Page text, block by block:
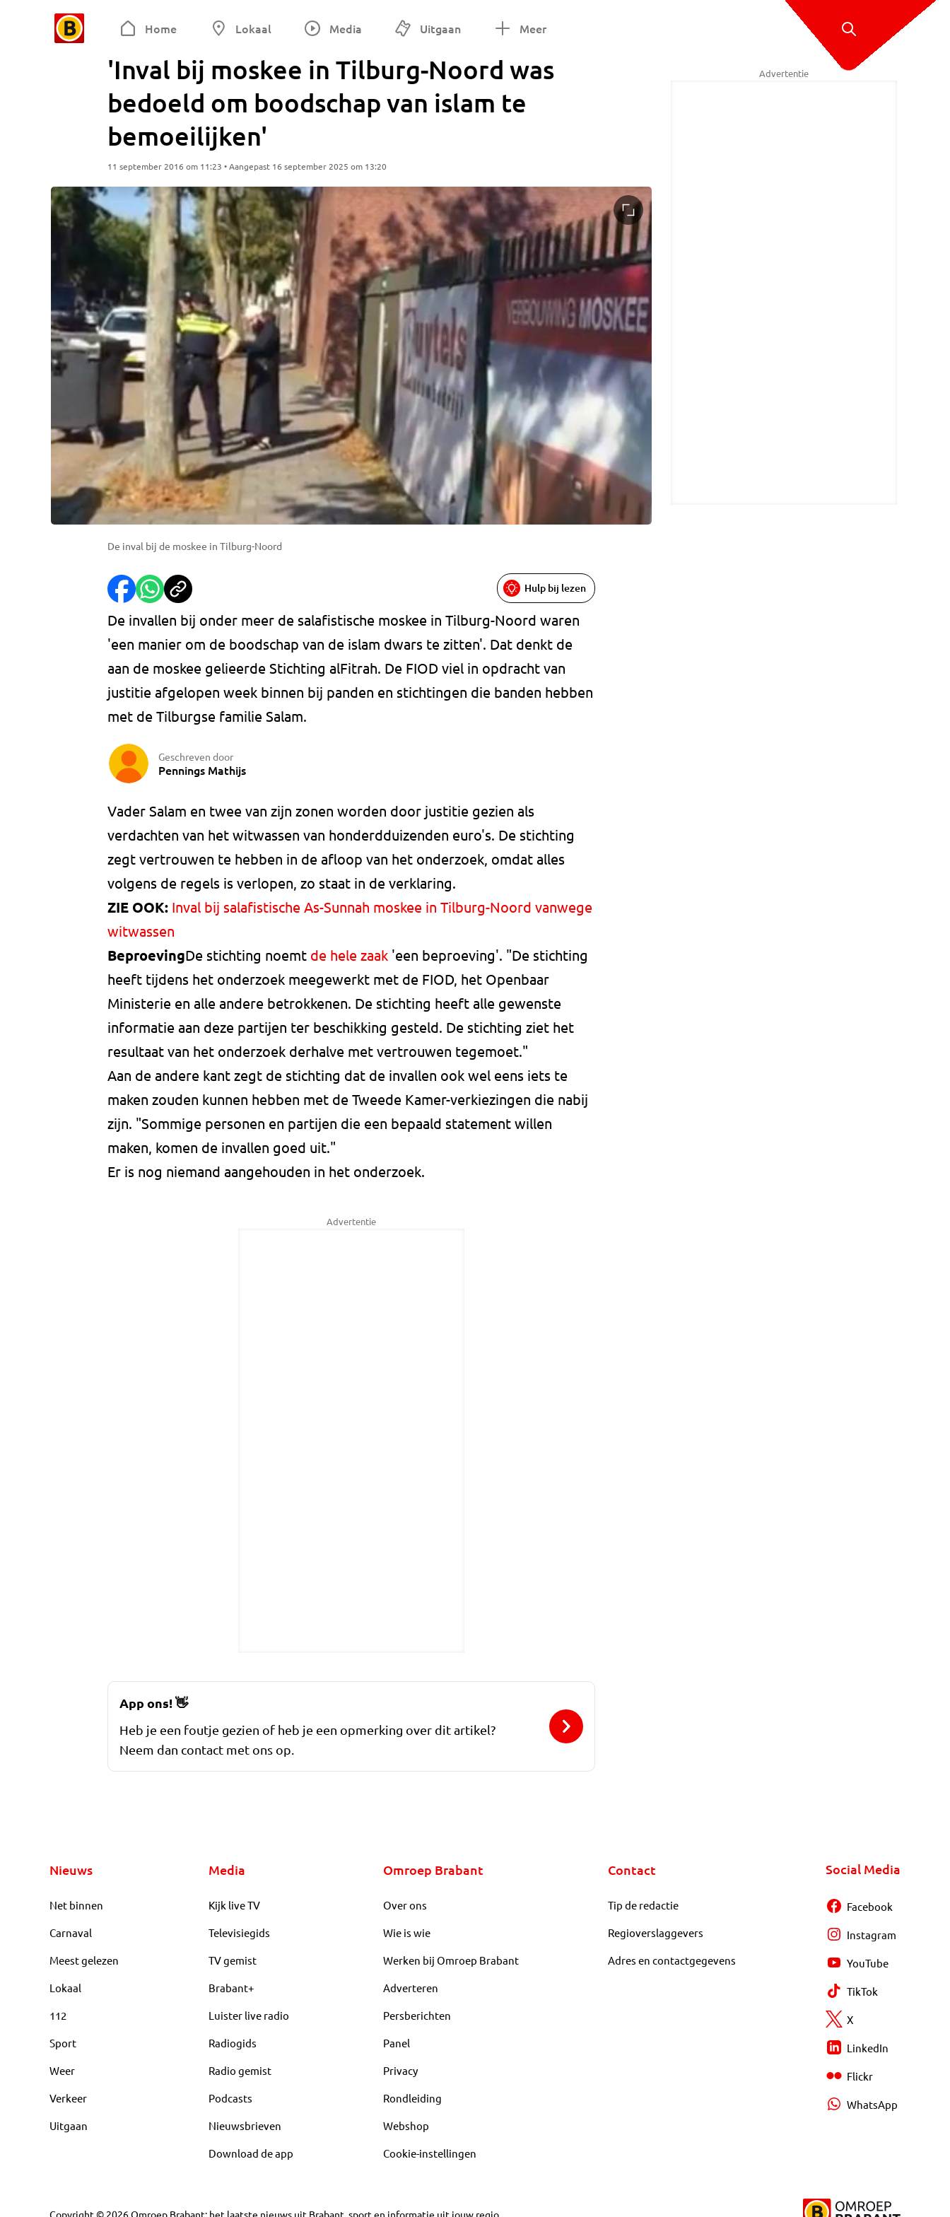
Home Lokaal Media Uitgaan Meer
'Inval bij moskee in Tilburg-Noord was
bedoeld om boodschap van islam te
bemoeilijken'
11 september 2016 om 11:23 • Aangepast 16 september 2025 om 13:20
De inval bij de moskee in Tilburg-Noord
Hulp bij lezen
De invallen bij onder meer de salafistische moskee in Tilburg-Noord waren
'een manier om de boodschap van de islam dwars te zitten'. Dat denkt de
aan de moskee gelieerde Stichting alFitrah. De FIOD viel in opdracht van
justitie afgelopen week binnen bij panden en stichtingen die banden hebben
met de Tilburgse familie Salam.
Geschreven door
Pennings Mathijs
Vader Salam en twee van zijn zonen worden door justitie gezien als
verdachten van het witwassen van honderdduizenden euro's. De stichting
zegt vertrouwen te hebben in de afloop van het onderzoek, omdat alles
volgens de regels is verlopen, zo staat in de verklaring.
ZIE OOK: Inval bij salafistische As-Sunnah moskee in Tilburg-Noord vanwege
witwassen
BeproevingDe stichting noemt de hele zaak 'een beproeving'. "De stichting
heeft tijdens het onderzoek meegewerkt met de FIOD, het Openbaar
Ministerie en alle andere betrokkenen. De stichting heeft alle gewenste
informatie aan deze partijen ter beschikking gesteld. De stichting ziet het
resultaat van het onderzoek derhalve met vertrouwen tegemoet."
Aan de andere kant zegt de stichting dat de invallen ook wel eens iets te
maken zouden kunnen hebben met de Tweede Kamer-verkiezingen die nabij
zijn. "Sommige personen en partijen die een bepaald statement willen
maken, komen de invallen goed uit."
Er is nog niemand aangehouden in het onderzoek.
Advertentie
Advertentie
App ons!👋
Heb je een foutje gezien of heb je een opmerking over dit artikel?
Neem dan contact met ons op.
Nieuws
Net binnen
Carnaval
Meest gelezen
Lokaal
112
Sport
Weer
Verkeer
Uitgaan
Media
Kijk live TV
Televisiegids
TV gemist
Brabant+
Luister live radio
Radiogids
Radio gemist
Podcasts
Nieuwsbrieven
Download de app
Omroep Brabant
Over ons
Wie is wie
Werken bij Omroep Brabant
Adverteren
Persberichten
Panel
Privacy
Rondleiding
Webshop
Cookie-instellingen
Contact
Tip de redactie
Regioverslaggevers
Adres en contactgegevens
Social Media
Facebook
Instagram
YouTube
TikTok
X
LinkedIn
Flickr
WhatsApp
Copyright © 2026Omroep Brabant: het laatste nieuws uit Brabant, sport en informatie uit jouw regio.